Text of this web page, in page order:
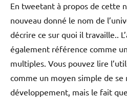
En tweetant à propos de cette
nouveau donné le nom de
décrire ce sur quoi il travaille..
également référence comme
multiples. Vous pouvez lire
comme un moyen simple de
développement, mais le fait